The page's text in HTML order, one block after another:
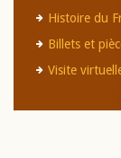
Histoire du
Billets et
Visite